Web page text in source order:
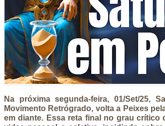
Na próxima segunda-feira, 01/Set/25,
Movimento Retrógrado, volta a Peixes
em diante. Essa reta final no grau